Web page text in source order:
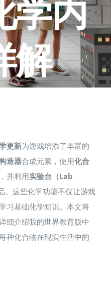
学内
解
更新为游戏增添了丰富的
造器合成元素，使用化合
并利用实验台（Lab
。这些化学功能不仅让游戏
习基础化学知识。本文将
细介绍我的世界教育版中
种化合物在现实生活中的